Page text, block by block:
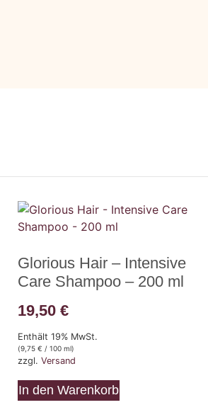
Glorious Hair – Intensive
Care Shampoo – 200 ml
19,50 €
Enthält 19% MwSt.
(9,75 € / 100 ml)
zzgl. Versand
In den Warenkorb